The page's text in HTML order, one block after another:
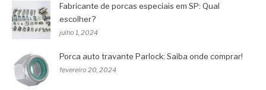
Fabricante de porcas especiais em SP: Qual
escolher?
julho 1, 2024
Porca auto travante Parlock: Saiba onde comprar!
fevereiro 20, 2024